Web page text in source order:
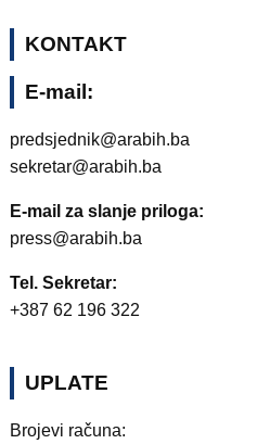
KONTAKT
E-mail:
predsjednik@arabih.ba
sekretar@arabih.ba
E-mail za slanje priloga:
press@arabih.ba
Tel. Sekretar:
+387 62 196 322
UPLATE
Brojevi računa: